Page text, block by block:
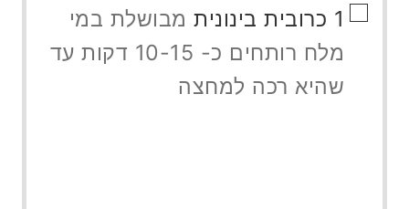
▢
1 כרובית בינונית מבושלת במי
מלח רותחים כ- 10-15 דקות עד
שהיא רכה למחצה